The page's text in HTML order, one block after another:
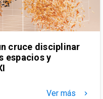
cruce disciplinar
espacios y
Ver más keyboard_arrow_right